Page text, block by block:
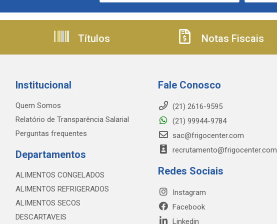
Títulos Notas Fiscais
Institucional
Quem Somos
Relatório de Transparência Salarial
Perguntas frequentes
Departamentos
ALIMENTOS CONGELADOS
ALIMENTOS REFRIGERADOS
ALIMENTOS SECOS
DESCARTAVEIS
Fale Conosco
(21) 2616-9595
(21) 99944-9784
sac@frigocenter.com
recrutamento@frigocenter.com
Redes Sociais
Instagram
Facebook
Linkedin